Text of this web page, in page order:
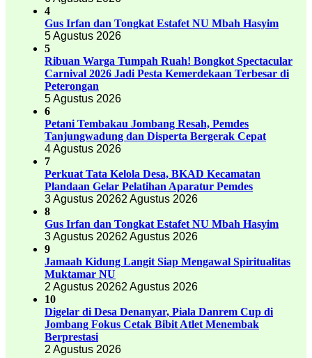
4
Gus Irfan dan Tongkat Estafet NU Mbah Hasyim
5 Agustus 2026
5
Ribuan Warga Tumpah Ruah! Bongkot Spectacular
Carnival 2026 Jadi Pesta Kemerdekaan Terbesar di
Peterongan
5 Agustus 2026
6
Petani Tembakau Jombang Resah, Pemdes
Tanjungwadung dan Disperta Bergerak Cepat
4 Agustus 2026
7
Perkuat Tata Kelola Desa, BKAD Kecamatan
Plandaan Gelar Pelatihan Aparatur Pemdes
3 Agustus 20262 Agustus 2026
8
Gus Irfan dan Tongkat Estafet NU Mbah Hasyim
3 Agustus 20262 Agustus 2026
9
Jamaah Kidung Langit Siap Mengawal Spiritualitas
Muktamar NU
2 Agustus 20262 Agustus 2026
10
Digelar di Desa Denanyar, Piala Danrem Cup di
Jombang Fokus Cetak Bibit Atlet Menembak
Berprestasi
2 Agustus 2026